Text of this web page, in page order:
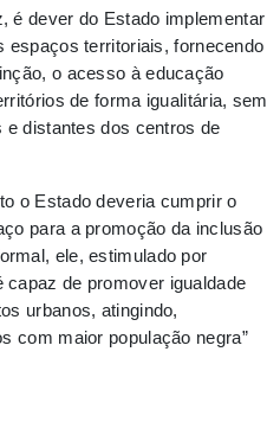
é dever do Estado implementar
espaços territoriais, fornecendo
o acesso à educação
de forma igualitária, sem
distantes dos centros de
o Estado deveria cumprir o
para a promoção da inclusão
ele, estimulado por
de promover igualdade
urbanos, atingindo,
com maior população negra”